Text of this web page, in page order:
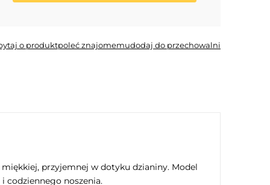
o produktpoleć znajomemudodaj do przechowalni
przyjemnej w dotyku dzianiny. Model
codziennego noszenia.